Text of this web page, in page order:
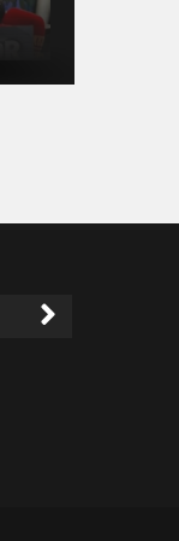
Yayında Flaş Sözler